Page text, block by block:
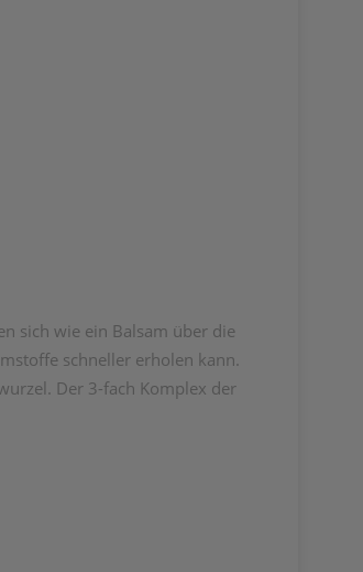
sich wie ein Balsam über die
schneller erholen kann.
Der 3-fach Komplex der